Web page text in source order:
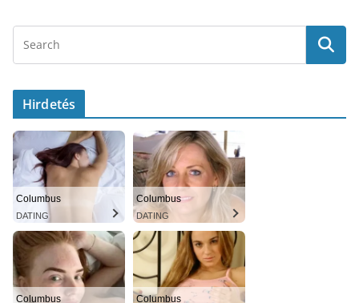
Hirdetés
Columbus
DATING
Columbus
DATING
Columbus Columbus